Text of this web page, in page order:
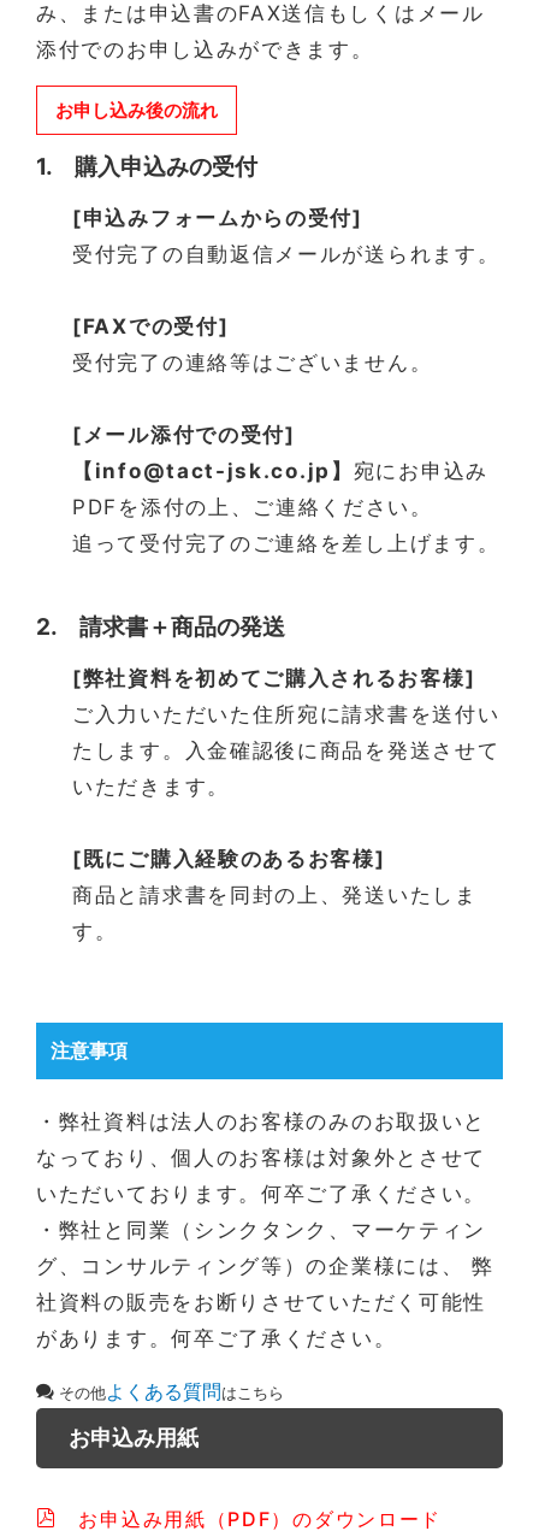
み、または申込書のFAX送信もしくはメール
添付でのお申し込みができます。
お申し込み後の流れ
1. 購入申込みの受付
[申込みフォームからの受付]
受付完了の自動返信メールが送られます。
[FAXでの受付]
受付完了の連絡等はございません。
[メール添付での受付]
【info@tact-jsk.co.jp】 宛にお申込み
PDFを添付の上、ご連絡ください。
追って受付完了のご連絡を差し上げます。
2. 請求書＋商品の発送
[弊社資料を初めてご購入されるお客様]
ご入力いただいた住所宛に請求書を送付い
たします。入金確認後に商品を発送させて
いただきます。
[既にご購入経験のあるお客様]
商品と請求書を同封の上、発送いたしま
す。
注意事項
・弊社資料は法人のお客様のみのお取扱いと
なっており、個人のお客様は対象外とさせて
いただいております。何卒ご了承ください。
・弊社と同業（シンクタンク、マーケティン
グ、コンサルティング等）の企業様には、 弊
社資料の販売をお断りさせていただく可能性
があります。何卒ご了承ください。
その他よくある質問はこちら
お申込み用紙
お申込み用紙（PDF）のダウンロード